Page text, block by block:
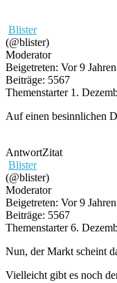
Blister
(@blister)
Moderator
Beigetreten: Vor 9 Jahren
Beiträge: 5567
Themenstarter 1.
Auf einen besinnlichen
AntwortZitat
Blister
(@blister)
Moderator
Beigetreten: Vor 9 Jahren
Beiträge: 5567
Themenstarter 6.
Nun, der Markt scheint
Vielleicht gibt es noch